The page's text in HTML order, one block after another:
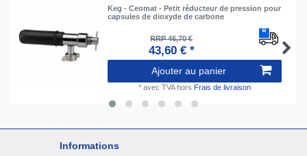
Keg - Ceomat - Petit réducteur de pression pour
capsules de dioxyde de carbone
RRP 46,70 €
43,60 € *
Ajouter au panier
* avec TVAhors Frais de livraison
Informations